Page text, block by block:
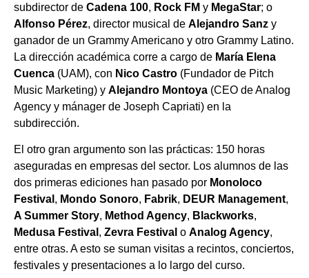
subdirector de Cadena 100, Rock FM y MegaStar; o
Alfonso Pérez, director musical de Alejandro Sanz y
ganador de un Grammy Americano y otro Grammy Latino.
La dirección académica corre a cargo de María Elena
Cuenca (UAM), con Nico Castro (Fundador de Pitch
Music Marketing) y Alejandro Montoya (CEO de Analog
Agency y mánager de Joseph Capriati) en la
subdirección.
El otro gran argumento son las prácticas: 150 horas
aseguradas en empresas del sector. Los alumnos de las
dos primeras ediciones han pasado por Monoloco
Festival , Mondo Sonoro, Fabrik, DEUR Management,
A Summer Story, Method Agency, Blackworks,
Medusa Festival , Zevra Festival o Analog Agency,
entre otras. A esto se suman visitas a recintos, conciertos,
festivales y presentaciones a lo largo del curso.